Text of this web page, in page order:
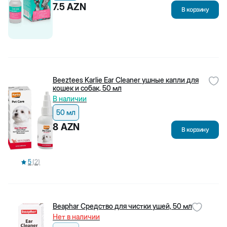
7.5 AZN В корзину
5 (2)
Beeztees Karlie Ear Cleaner ушные капли для
кошек и собак, 50 мл
В наличии
50 мл
8 AZN В корзину
Beaphar Средство для чистки ушей, 50 мл
Нет в наличии
Biopet Shop
О нас
Популярные категории
Сухой корм для собак
Сухие корма для кошек
Корм для кошек
Наполнители для кошек
Корм для котят
Популярные бренды
Flexi
Beeztees
Помощь
Часто задаваемые вопросы
Правила оценки товаров